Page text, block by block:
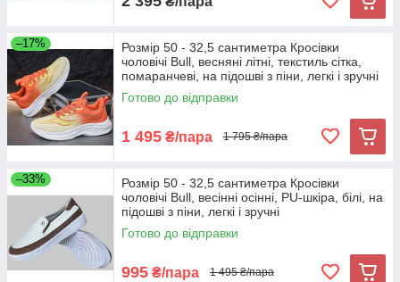
–17%
Розмір 50 - 32,5 сантиметра Кросівки
чоловічі Bull, весняні літні, текстиль сітка,
помаранчеві, на підошві з піни, легкі і зручні
Готово до відправки
1 495 ₴/пара 1 795 ₴/пара
–33%
Розмір 50 - 32,5 сантиметра Кросівки
чоловічі Bull, весінні осінні, PU-шкіра, білі, на
підошві з піни, легкі і зручні
Готово до відправки
995 ₴/пара 1 495 ₴/пара